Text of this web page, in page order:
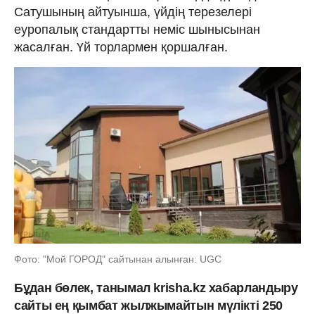
Сатушының айтуынша, үйдің терезелері
еуропалық стандартты неміс шынысынан
жасалған. Үй торлармен қоршалған.
Фото: "Мой ГОРОД" сайтынан алынған: UGC
Бұдан бөлек, танымал krisha.kz хабарландыру
сайты ең қымбат жылжымайтын мүлікті 250